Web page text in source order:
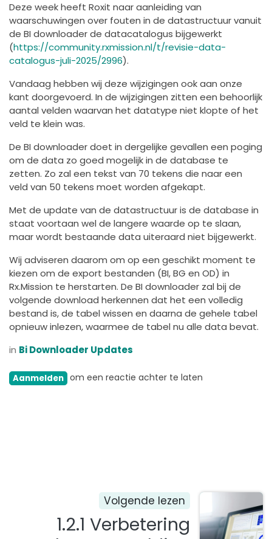
Deze week heeft Roxit naar aanleiding van
waarschuwingen over fouten in de datastructuur vanuit
de BI downloader de datacatalogus bijgewerkt
(https://community.rxmission.nl/t/revisie-data-
catalogus-juli-2025/2996).
Vandaag hebben wij deze wijzigingen ook aan onze
kant doorgevoerd. In de wijzigingen zitten een behoorlijk
aantal velden waarvan het datatype niet klopte of het
veld te klein was.
De BI downloader doet in dergelijke gevallen een poging
om de data zo goed mogelijk in de database te
zetten. Zo zal een tekst van 70 tekens die naar een
veld van 50 tekens moet worden afgekapt.
Met de update van de datastructuur is de database in
staat voortaan wel de langere waarde op te slaan,
maar wordt bestaande data uiteraard niet bijgewerkt.
Wij adviseren daarom om op een geschikt moment te
kiezen om de export bestanden (BI, BG en OD) in
Rx.Mission te herstarten. De BI downloader zal bij de
volgende download herkennen dat het een volledig
bestand is, de tabel wissen en daarna de gehele tabel
opnieuw inlezen, waarmee de tabel nu alle data bevat.
in Bi Downloader Updates
Aanmelden om een reactie achter te laten
Volgende lezen
1.2.1 Verbetering